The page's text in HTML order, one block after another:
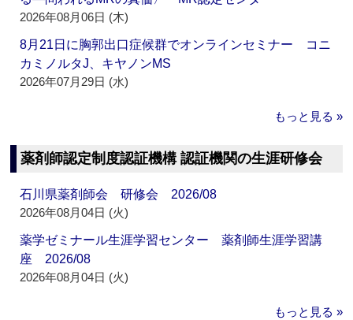
2026年08月06日 (木)
8月21日に胸郭出口症候群でオンラインセミナー コニ
カミノルタJ、キヤノンMS
2026年07月29日 (水)
もっと見る »
薬剤師認定制度認証機構 認証機関の生涯研修会
石川県薬剤師会 研修会 2026/08
2026年08月04日 (火)
薬学ゼミナール生涯学習センター 薬剤師生涯学習講
座 2026/08
2026年08月04日 (火)
もっと見る »